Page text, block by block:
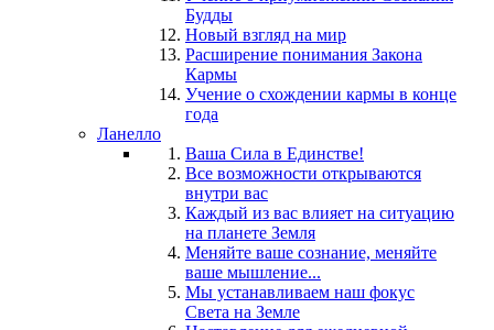
Будды
Новый взгляд на мир
Расширение понимания Закона
Кармы
Учение о схождении кармы в конце
года
Ланелло
Ваша Сила в Единстве!
Все возможности открываются
внутри вас
Каждый из вас влияет на ситуацию
на планете Земля
Меняйте ваше сознание, меняйте
ваше мышление...
Мы устанавливаем наш фокус
Света на Земле